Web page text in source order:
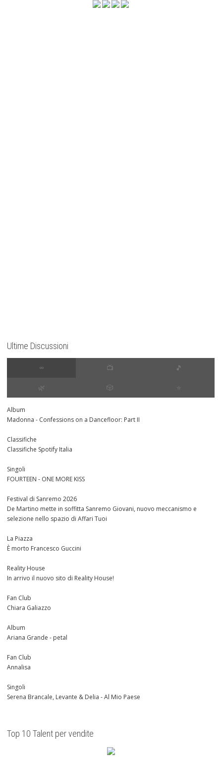
Ultime Discussioni
∞ 📺 🎵
🌿 🎲 ⭐️
Album
Madonna - Confessions on a Dancefloor: Part II
Classifiche
Classifiche Spotify Italia
Singoli
FOURTEEN - ONE MORE KISS
Festival di Sanremo 2026
De Martino mette in soffitta Sanremo Giovani, nuovo meccanismo e
selezione nello spazio di Affari Tuoi
La Piazza
È morto Francesco Guccini
Reality House
In arrivo il nuovo sito di Reality House!
Fan Club
Chiara Galiazzo
Album
Ariana Grande - petal
Fan Club
Annalisa
Singoli
Serena Brancale, Levante & Delia - Al Mio Paese
Top 10 Talent per vendite